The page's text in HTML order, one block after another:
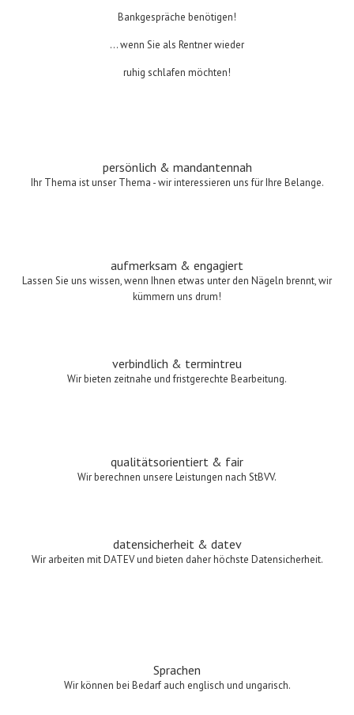
Bankgespräche benötigen!
... wenn Sie als Rentner wieder
ruhig schlafen möchten!
persönlich & mandantennah
Ihr Thema ist unser Thema - wir interessieren uns für Ihre Belange.
aufmerksam & engagiert
Lassen Sie uns wissen, wenn Ihnen etwas unter den Nägeln brennt, wir
kümmern uns drum!
verbindlich & termintreu
Wir bieten zeitnahe und fristgerechte Bearbeitung.
qualitätsorientiert & fair
Wir berechnen unsere Leistungen nach StBVV.
datensicherheit & datev
Wir arbeiten mit DATEV und bieten daher höchste Datensicherheit.
Sprachen
Wir können bei Bedarf auch englisch und ungarisch.